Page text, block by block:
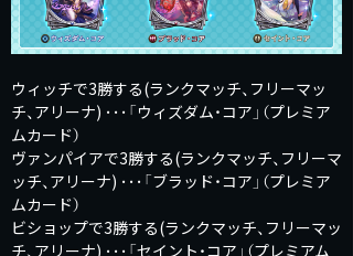
ウィッチで3勝する(ランクマッチ、フリーマッ
チ、アリーナ) ･･･「ウィズダム・コア」（プレミア
ムカード）
ヴァンパイアで3勝する(ランクマッチ、フリーマ
ッチ、アリーナ) ･･･「ブラッド・コア」（プレミア
ムカード）
ビショップで3勝する(ランクマッチ、フリーマッ
チ、アリーナ) ･･･「セイント・コア」（プレミアム